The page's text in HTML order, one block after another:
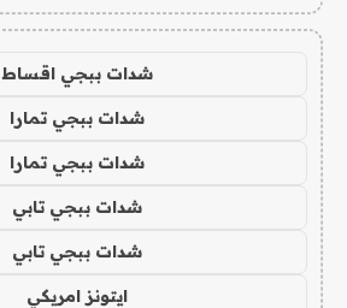
شدات ببجي اقساط
شدات ببجي تمارا
شدات ببجي تمارا
شدات ببجي تابي
شدات ببجي تابي
ايتونز امريكي